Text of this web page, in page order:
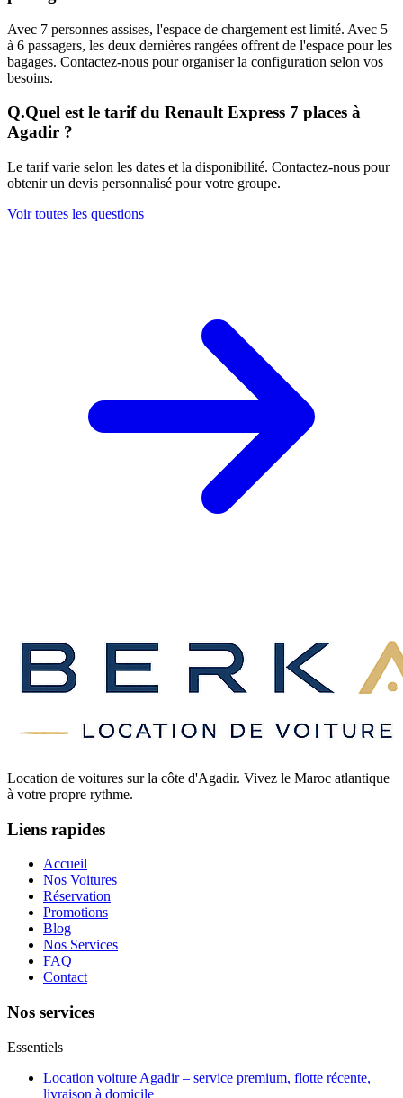
Avec 7 personnes assises, l'espace de chargement est limité. Avec 5
à 6 passagers, les deux dernières rangées offrent de l'espace pour les
bagages. Contactez-nous pour organiser la configuration selon vos
besoins.
Q.Quel est le tarif du Renault Express 7 places à
Agadir ?
Le tarif varie selon les dates et la disponibilité. Contactez-nous pour
obtenir un devis personnalisé pour votre groupe.
Voir toutes les questions
Location de voitures sur la côte d'Agadir. Vivez le Maroc atlantique
à votre propre rythme.
Liens rapides
Accueil
Nos Voitures
Réservation
Promotions
Blog
Nos Services
FAQ
Contact
Nos services
Essentiels
Location voiture Agadir – service premium, flotte récente,
livraison à domicile